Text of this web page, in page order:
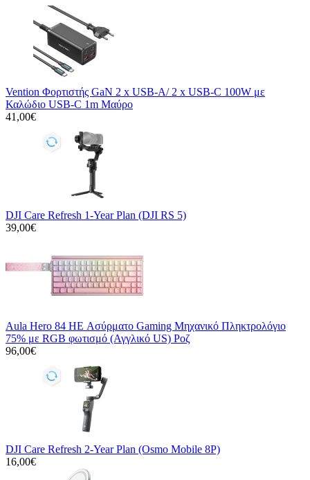
Vention Φορτιστής GaN 2 x USB-A/ 2 x USB-C 100W με
Καλώδιο USB-C 1m Μαύρο
41,00€
DJI Care Refresh 1-Year Plan (DJI RS 5)
39,00€
Aula Hero 84 HE Ασύρματο Gaming Μηχανικό Πληκτρολόγιο
75% με RGB φωτισμό (Αγγλικό US) Ροζ
96,00€
DJI Care Refresh 2-Year Plan (Osmo Mobile 8P)
16,00€